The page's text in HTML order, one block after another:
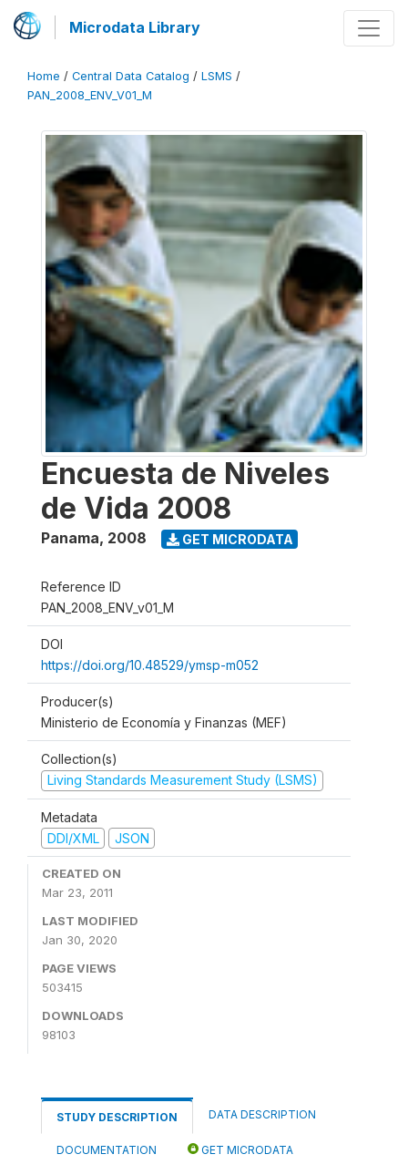
Microdata Library
Home / Central Data Catalog / LSMS /
PAN_2008_ENV_V01_M
Encuesta de Niveles
de Vida 2008
Panama, 2008 GET MICRODATA
Reference ID
PAN_2008_ENV_v01_M
DOI
https://doi.org/10.48529/ymsp-m052
Producer(s)
Ministerio de Economía y Finanzas (MEF)
Collection(s)
Living Standards Measurement Study (LSMS)
Metadata
DDI/XML
JSON
CREATED ON
Mar 23, 2011
LAST MODIFIED
Jan 30, 2020
PAGE VIEWS
503415
DOWNLOADS
98103
STUDY DESCRIPTION DATA DESCRIPTION
DOCUMENTATION GET MICRODATA